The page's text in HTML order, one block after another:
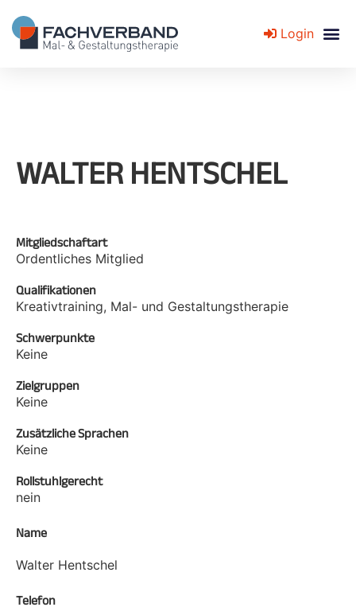
Login
WALTER HENTSCHEL
Mitgliedschaftart
Ordentliches Mitglied
Qualifikationen
Kreativtraining, Mal- und Gestaltungstherapie
Schwerpunkte
Keine
Zielgruppen
Keine
Zusätzliche Sprachen
Keine
Rollstuhlgerecht
nein
Name
Walter Hentschel
Telefon